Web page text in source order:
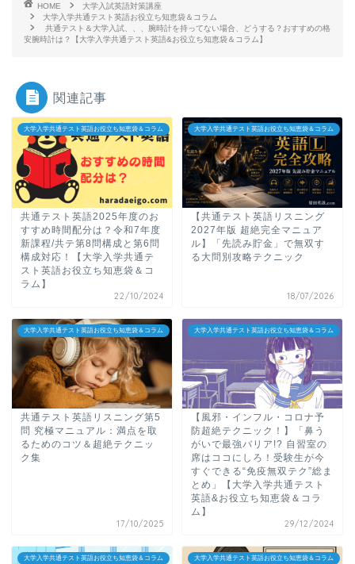
HOME
大学入試英語対策講座
大学入学共通テスト英語お役立ち知恵袋＆コラム
共通テスト＆大学入試、、、腕時計を持ってない場合、どうする？おすすめの格
安腕時計は？【大学入学共通テスト英語&お役立ち知恵袋＆コラム】
関連記事
大学入学共通テスト英語お役立ち知恵袋＆コラム
共通テスト英語2025年度のお
すすめ時間配分は？令和7年度
新課程/共テ第8問構成と第6問
構成対応！【大学入学共通テ
スト英語お役立ち知恵袋＆コ
ラム】
22/10/2024
大学入学共通テスト英語お役立ち知恵袋＆コラム
【共通テスト英語リスニング
2027年版 超絶完全マニュア
ル】「先読み貯金」で無双す
る大問別攻略テクニック
18/07/2026
大学入学共通テスト英語お役立ち知恵袋＆コラム
共通テスト英語リスニング第5
問 究極マニュアル：満点を取
るためのコツ＆超絶テクニッ
ク集
17/10/2025
大学入学共通テスト英語お役立ち知恵袋＆コラム
【風邪・インフル・コロナ予
防超絶テクニック！】「鼻う
がいで最強バリア!? 自習室の
席はココにしろ！受験生が今
すぐできる“免疫無双テク”総ま
とめ」【大学入学共通テスト
英語&お役立ち知恵袋＆コラ
ム】
29/12/2024
大学入学共通テスト英語お役立ち知恵袋＆コラム 大学入学共通テスト英語お役立ち知恵袋＆コラム